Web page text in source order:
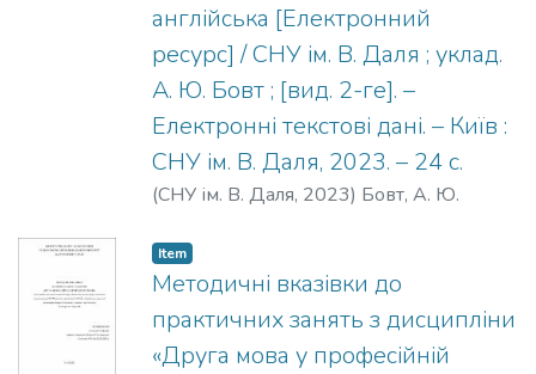
англійська [Електронний
ресурс] / СНУ ім. В. Даля ; уклад.
А. Ю. Бовт ; [вид. 2-ге]. –
Електронні текстові дані. – Київ :
СНУ ім. В. Даля, 2023. – 24 с.
(СНУ ім. В. Даля, 2023) Бовт, А. Ю.
Item
Методичні вказівки до
практичних занять з дисципліни
«Друга мова у професійній